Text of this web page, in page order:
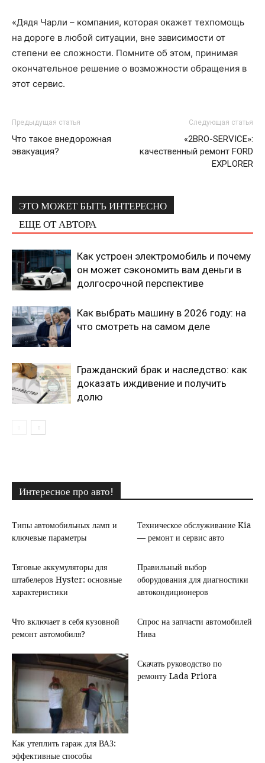
«Дядя Чарли – компания, которая окажет техпомощь
на дороге в любой ситуации, вне зависимости от
степени ее сложности. Помните об этом, принимая
окончательное решение о возможности обращения в
этот сервис.
Предыдущая статья
Что такое внедорожная
эвакуация?
Следующая статья
«2BRO-SERVICE»:
качественный ремонт FORD
EXPLORER
ЭТО МОЖЕТ БЫТЬ ИНТЕРЕСНО
ЕЩЕ ОТ АВТОРА
Как устроен электромобиль и почему
он может сэкономить вам деньги в
долгосрочной перспективе
Как выбрать машину в 2026 году: на
что смотреть на самом деле
Гражданский брак и наследство: как
доказать иждивение и получить
долю
Интересное про авто!
Типы автомобильных ламп и
ключевые параметры
Техническое обслуживание Kia
— ремонт и сервис авто
Тяговые аккумуляторы для
штабелеров Hyster: основные
характеристики
Правильный выбор
оборудования для диагностики
автокондиционеров
Что включает в себя кузовной
ремонт автомобиля?
Спрос на запчасти автомобилей
Нива
Как утеплить гараж для ВАЗ:
эффективные способы
Скачать руководство по
ремонту Lada Priora